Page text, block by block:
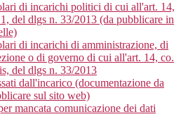
di incarichi politici di cui all'art. 14,
del dlgs n. 33/2013 (da pubblicare in
di incarichi di amministrazione, di
o di governo di cui all'art. 14, co.
del dlgs n. 33/2013
dall'incarico (documentazione da
sul sito web)
mancata comunicazione dei dati